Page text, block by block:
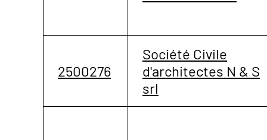
2500276
Société Civile
d'architectes N & S
srl